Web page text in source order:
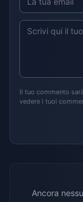
Il tuo commento
vedere i tuoi
Ancora